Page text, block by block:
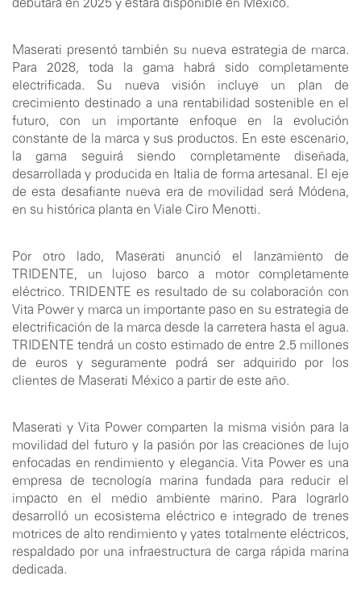
debutará en 2025 y estará disponible en México.
Maserati presentó también su nueva estrategia de marca.
Para 2028, toda la gama habrá sido completamente
electrificada. Su nueva visión incluye un plan de
crecimiento destinado a una rentabilidad sostenible en el
futuro, con un importante enfoque en la evolución
constante de la marca y sus productos. En este escenario,
la gama seguirá siendo completamente diseñada,
desarrollada y producida en Italia de forma artesanal. El eje
de esta desafiante nueva era de movilidad será Módena,
en su histórica planta en Viale Ciro Menotti.
Por otro lado, Maserati anunció el lanzamiento de
TRIDENTE, un lujoso barco a motor completamente
eléctrico. TRIDENTE es resultado de su colaboración con
Vita Power y marca un importante paso en su estrategia de
electrificación de la marca desde la carretera hasta el agua.
TRIDENTE tendrá un costo estimado de entre 2.5 millones
de euros y seguramente podrá ser adquirido por los
clientes de Maserati México a partir de este año.
Maserati y Vita Power comparten la misma visión para la
movilidad del futuro y la pasión por las creaciones de lujo
enfocadas en rendimiento y elegancia. Vita Power es una
empresa de tecnología marina fundada para reducir el
impacto en el medio ambiente marino. Para lograrlo
desarrolló un ecosistema eléctrico e integrado de trenes
motrices de alto rendimiento y yates totalmente eléctricos,
respaldado por una infraestructura de carga rápida marina
dedicada.